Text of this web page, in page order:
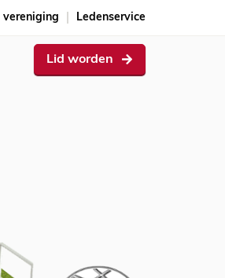
vereniging Ledenservice
Lid worden